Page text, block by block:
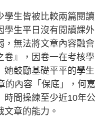
學生皆被比較兩篇閱讀
學生平日沒有閱讀課外
，無法將文章內容融會
卷』，因卷一在考核學
她鼓勵基礎平平的學生
的內容「保底」，何嘉
時間操練至少近10年公
文章的能力。